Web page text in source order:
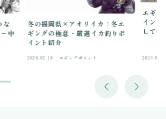
の使用感を紹介。
な
中
冬の福岡県×アオリイカ：冬エ
ギングの極意・厳選イカ釣りポ
イント紹介
2026.02.10 エギングポイント
エギン
イン
して